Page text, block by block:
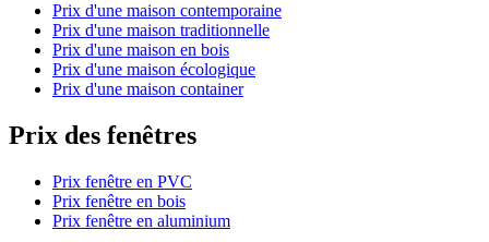
Prix d'une maison contemporaine
Prix d'une maison traditionnelle
Prix d'une maison en bois
Prix d'une maison écologique
Prix d'une maison container
Prix des fenêtres
Prix fenêtre en PVC
Prix fenêtre en bois
Prix fenêtre en aluminium